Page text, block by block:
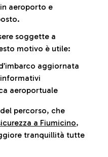
aeroporto e
soggette a
motivo è utile:
aggiornata
aeroportuale
percorso, che
a Fiumicino,
tranquillità tutte